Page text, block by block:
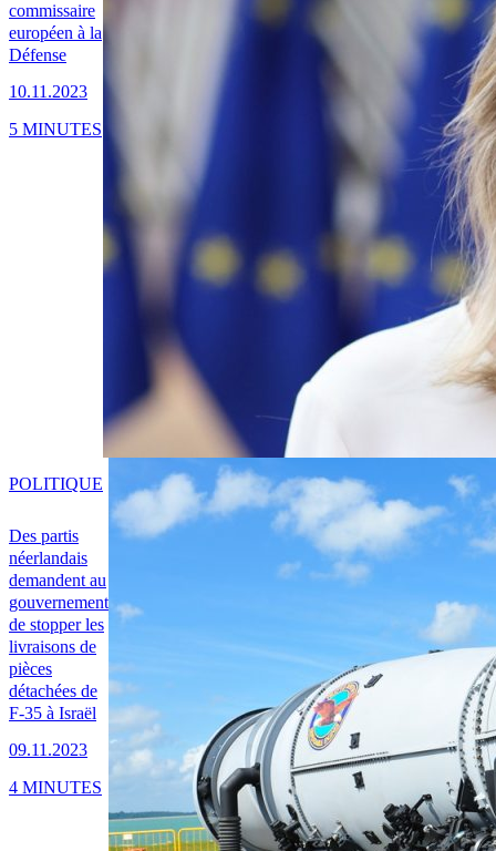
commissaire
européen à la
Défense
10.11.2023
5 MINUTES
Des partis
néerlandais
demandent au
gouvernement
de stopper les
livraisons de
pièces
détachées de
F-35 à Israël
09.11.2023
POLITIQUE
4 MINUTES